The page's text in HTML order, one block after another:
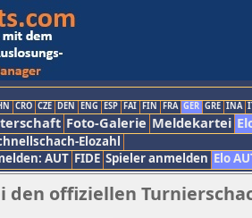
CRO CZE DEN ENG ESP FAI FIN FRA GER GRE INA
Foto-Galerie Meldekartei
Elozahl
AUT FIDE Spieler anmelden Elo
offiziellen